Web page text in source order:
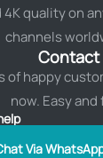
4K quality on
channels
Contact
of happy
now. Easy and
Via